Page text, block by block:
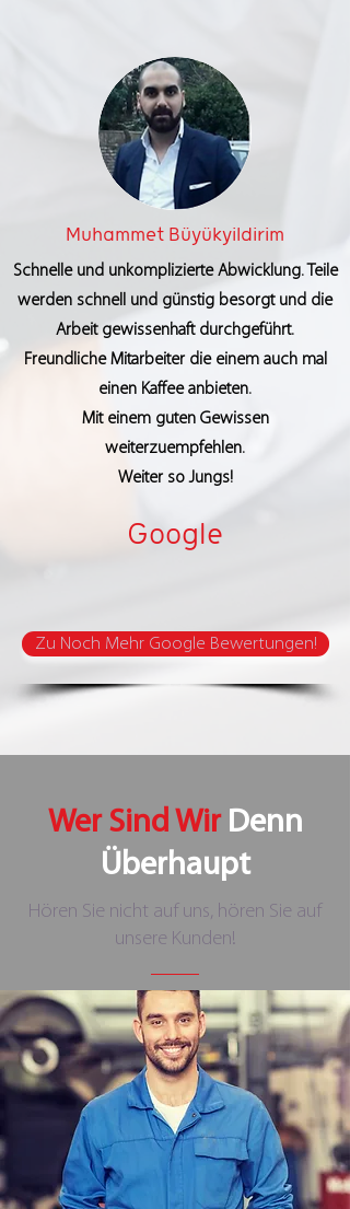
Muhammet Büyükyildirim
Schnelle und unkomplizierte Abwicklung. Teile
werden schnell und günstig besorgt und die
Arbeit gewissenhaft durchgeführt.
Freundliche Mitarbeiter die einem auch mal
einen Kaffee anbieten.
Mit einem guten Gewissen
weiterzuempfehlen.
Weiter so Jungs!
Google
Zu Noch Mehr Google Bewertungen!
Wer Sind WirDenn
Überhaupt
Hören Sie nicht auf uns, hören Sie auf
unsere Kunden!